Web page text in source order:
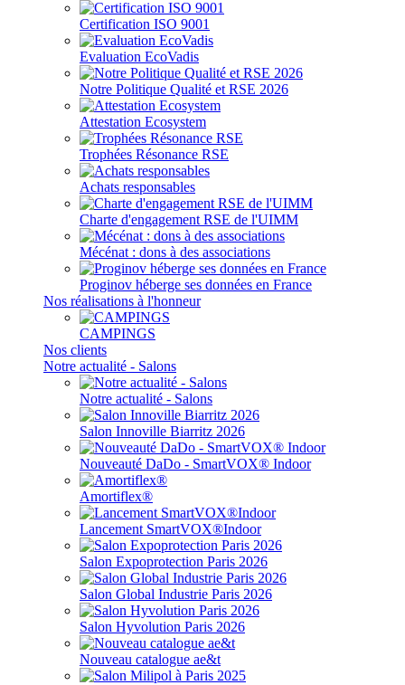
Certification ISO 9001
Evaluation EcoVadis
Notre Politique Qualité et RSE 2026
Attestation Ecosystem
Trophées Résonance RSE
Achats responsables
Charte d'engagement RSE de l'UIMM
Mécénat : dons à des associations
Proginov héberge ses données en France
Nos réalisations à l'honneur
CAMPINGS
Nos clients
Notre actualité - Salons
Notre actualité - Salons
Salon Innoville Biarritz 2026
Nouveauté DaDo - SmartVOX® Indoor
Amortiflex®
Lancement SmartVOX®Indoor
Salon Expoprotection Paris 2026
Salon Global Industrie Paris 2026
Salon Hyvolution Paris 2026
Nouveau catalogue ae&t